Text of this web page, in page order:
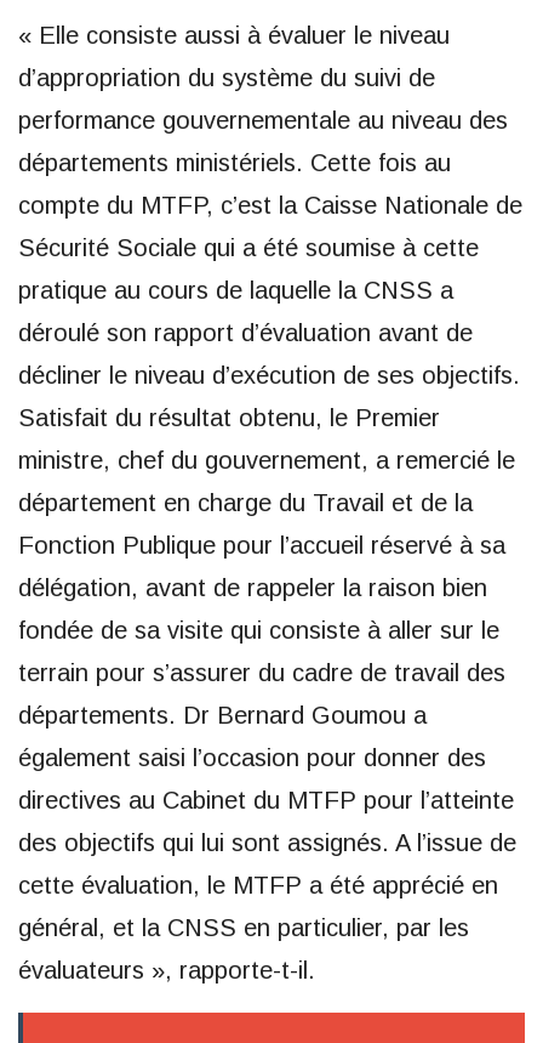
« Elle consiste aussi à évaluer le niveau
d’appropriation du système du suivi de
performance gouvernementale au niveau des
départements ministériels. Cette fois au
compte du MTFP, c’est la Caisse Nationale de
Sécurité Sociale qui a été soumise à cette
pratique au cours de laquelle la CNSS a
déroulé son rapport d’évaluation avant de
décliner le niveau d’exécution de ses objectifs.
Satisfait du résultat obtenu, le Premier
ministre, chef du gouvernement, a remercié le
département en charge du Travail et de la
Fonction Publique pour l’accueil réservé à sa
délégation, avant de rappeler la raison bien
fondée de sa visite qui consiste à aller sur le
terrain pour s’assurer du cadre de travail des
départements. Dr Bernard Goumou a
également saisi l’occasion pour donner des
directives au Cabinet du MTFP pour l’atteinte
des objectifs qui lui sont assignés. A l’issue de
cette évaluation, le MTFP a été apprécié en
général, et la CNSS en particulier, par les
évaluateurs », rapporte-t-il.